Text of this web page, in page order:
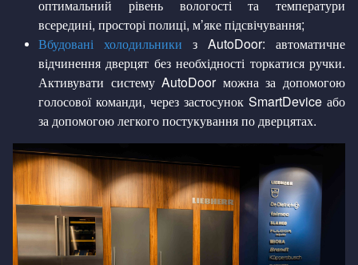
оптимальний рівень вологості та температури
всередині, просторі полиці, м’яке підсвічування;
Вбудовані холодильники з AutoDoor: автоматичне
відчинення дверцят без необхідності торкатися ручки.
Активувати систему AutoDoor можна за допомогою
голосової команди, через застосунок SmartDevice або
за допомогою легкого постукування по дверцятах.